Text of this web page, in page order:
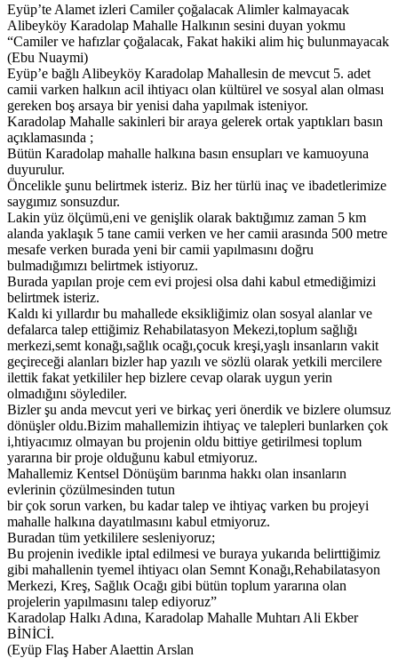
Eyüp’te Alamet izleri Camiler çoğalacak Alimler kalmayacak
Alibeyköy Karadolap Mahalle Halkının sesini duyan yokmu
“Camiler ve hafızlar çoğalacak, Fakat hakiki alim hiç bulunmayacak
(Ebu Nuaymi)
Eyüp’e bağlı Alibeyköy Karadolap Mahallesin de mevcut 5. adet
camii varken halkıın acil ihtiyacı olan kültürel ve sosyal alan olması
gereken boş arsaya bir yenisi daha yapılmak isteniyor.
Karadolap Mahalle sakinleri bir araya gelerek ortak yaptıkları basın
açıklamasında ;
Bütün Karadolap mahalle halkına basın ensupları ve kamuoyuna
duyurulur.
Öncelikle şunu belirtmek isteriz. Biz her türlü inaç ve ibadetlerimize
saygımız sonsuzdur.
Lakin yüz ölçümü,eni ve genişlik olarak baktığımız zaman 5 km
alanda yaklaşık 5 tane camii verken ve her camii arasında 500 metre
mesafe verken burada yeni bir camii yapılmasını doğru
bulmadığımızı belirtmek istiyoruz.
Burada yapılan proje cem evi projesi olsa dahi kabul etmediğimizi
belirtmek isteriz.
Kaldı ki yıllardır bu mahallede eksikliğimiz olan sosyal alanlar ve
defalarca talep ettiğimiz Rehabilatasyon Mekezi,toplum sağlığı
merkezi,semt konağı,sağlık ocağı,çocuk kreşi,yaşlı insanların vakit
geçireceği alanları bizler hap yazılı ve sözlü olarak yetkili mercilere
ilettik fakat yetkililer hep bizlere cevap olarak uygun yerin
olmadığını söylediler.
Bizler şu anda mevcut yeri ve birkaç yeri önerdik ve bizlere olumsuz
dönüşler oldu.Bizim mahallemizin ihtiyaç ve talepleri bunlarken çok
i,htiyacımız olmayan bu projenin oldu bittiye getirilmesi toplum
yararına bir proje olduğunu kabul etmiyoruz.
Mahallemiz Kentsel Dönüşüm barınma hakkı olan insanların
evlerinin çözülmesinden tutun
bir çok sorun varken, bu kadar talep ve ihtiyaç varken bu projeyi
mahalle halkına dayatılmasını kabul etmiyoruz.
Buradan tüm yetkililere sesleniyoruz;
Bu projenin ivedikle iptal edilmesi ve buraya yukarıda belirttiğimiz
gibi mahallenin tyemel ihtiyacı olan Semnt Konağı,Rehabilatasyon
Merkezi, Kreş, Sağlık Ocağı gibi bütün toplum yararına olan
projelerin yapılmasını talep ediyoruz”
Karadolap Halkı Adına, Karadolap Mahalle Muhtarı Ali Ekber
BİNİCİ.
(Eyüp Flaş Haber Alaettin Arslan